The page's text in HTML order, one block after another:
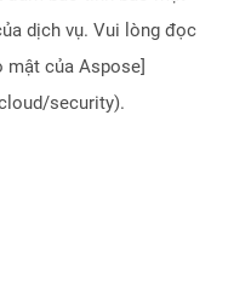
dịch vụ. Vui lòng đọc
mật của Aspose]
security).